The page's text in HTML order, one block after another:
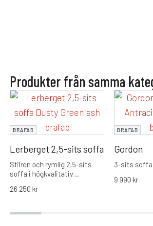
Produkter från samma
BRAFAB
Lerberget 2,5-sits soffa
Stilren och rymlig 2,5-sits
soffa i högkvalitativ
Modern design med generösa
komfort och hållbarhet för din
26 250 kr
BRAFAB
Gordon
3-sits
9 990 kr